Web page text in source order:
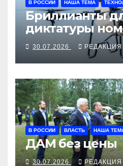
В РОССИИ НАША ТЕМА
Бриллианты
диктатуры
30.07.2026 РЕДАКЦИЯ
В РОССИИ ВЛАСТЬ НАША
ДАМ без цены
30.07.2026 РЕДАКЦИЯ